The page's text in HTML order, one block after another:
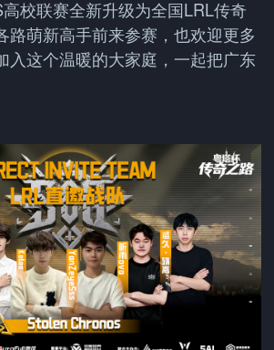
校联赛全新升级为全国LRL传奇
路萌新高手前来参赛，也欢迎更多
入这个温暖的大家庭，一起把广东